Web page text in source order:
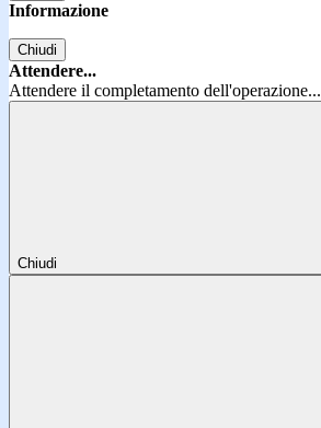
Informazione
Chiudi
Attendere...
Attendere il completamento dell'operazione...
Chiudi